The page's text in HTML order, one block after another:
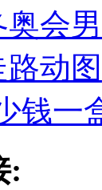
奥会
动图
钱一
: